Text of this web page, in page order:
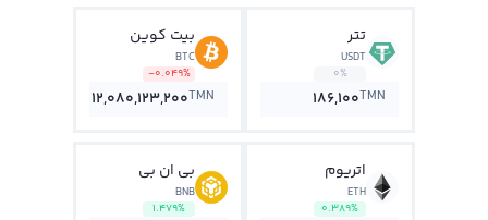
تتر
USDT
0%
186,100TMN
بیت کوین
BTC
-0.049%
12,080,123,200TMN
اتریوم
ETH
0.389%
بی ان بی
BNB
1.479%